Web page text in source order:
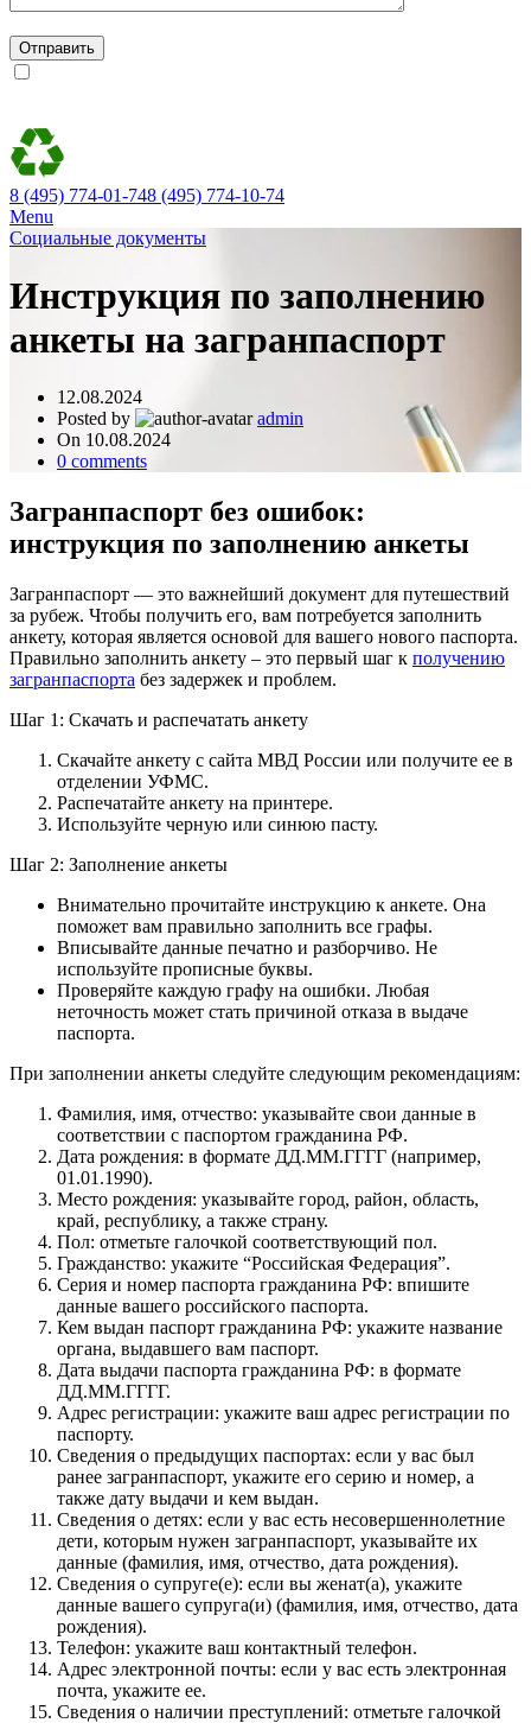
8 (495) 774-01-748 (495) 774-10-74
Menu
Социальные документы
Инструкция по заполнению
анкеты на загранпаспорт
12.08.2024
Posted by
admin
On 10.08.2024
0 comments
Загранпаспорт без ошибок:
инструкция по заполнению анкеты
Загранпаспорт — это важнейший документ для путешествий
за рубеж. Чтобы получить его, вам потребуется заполнить
анкету, которая является основой для вашего нового паспорта.
Правильно заполнить анкету – это первый шаг к получению
загранпаспорта без задержек и проблем.
Шаг 1: Скачать и распечатать анкету
Скачайте анкету с сайта МВД России или получите ее в
отделении УФМС.
Распечатайте анкету на принтере.
Используйте черную или синюю пасту.
Шаг 2: Заполнение анкеты
Внимательно прочитайте инструкцию к анкете. Она
поможет вам правильно заполнить все графы.
Вписывайте данные печатно и разборчиво. Не
используйте прописные буквы.
Проверяйте каждую графу на ошибки. Любая
неточность может стать причиной отказа в выдаче
паспорта.
При заполнении анкеты следуйте следующим рекомендациям:
Фамилия, имя, отчество: указывайте свои данные в
соответствии с паспортом гражданина РФ.
Дата рождения: в формате ДД.ММ.ГГГГ (например,
01.01.1990).
Место рождения: указывайте город, район, область,
край, республику, а также страну.
Пол: отметьте галочкой соответствующий пол.
Гражданство: укажите “Российская Федерация”.
Серия и номер паспорта гражданина РФ: впишите
данные вашего российского паспорта.
Кем выдан паспорт гражданина РФ: укажите название
органа, выдавшего вам паспорт.
Дата выдачи паспорта гражданина РФ: в формате
ДД.ММ.ГГГГ.
Адрес регистрации: укажите ваш адрес регистрации по
паспорту.
Сведения о предыдущих паспортах: если у вас был
ранее загранпаспорт, укажите его серию и номер, а
также дату выдачи и кем выдан.
Сведения о детях: если у вас есть несовершеннолетние
дети, которым нужен загранпаспорт, указывайте их
данные (фамилия, имя, отчество, дата рождения).
Сведения о супруге(е): если вы женат(а), укажите
данные вашего супруга(и) (фамилия, имя, отчество, дата
рождения).
Телефон: укажите ваш контактный телефон.
Адрес электронной почты: если у вас есть электронная
почта, укажите ее.
Сведения о наличии преступлений: отметьте галочкой